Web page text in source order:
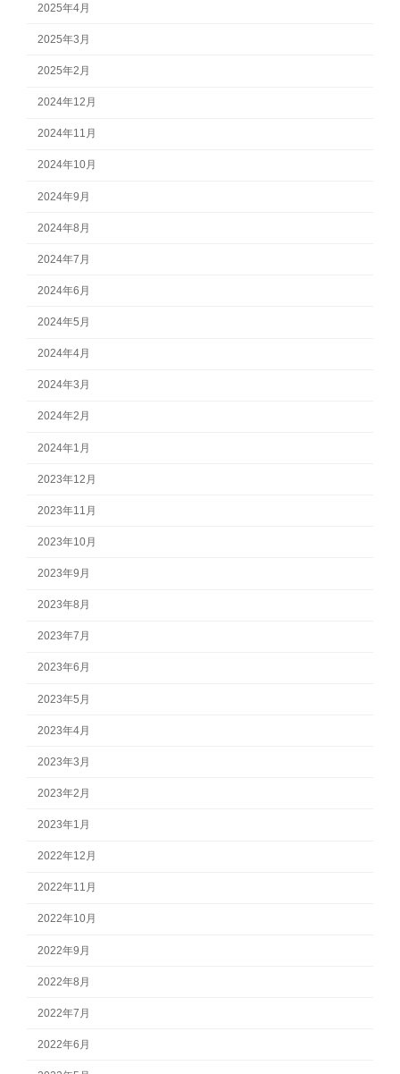
2025年4月
2025年3月
2025年2月
2024年12月
2024年11月
2024年10月
2024年9月
2024年8月
2024年7月
2024年6月
2024年5月
2024年4月
2024年3月
2024年2月
2024年1月
2023年12月
2023年11月
2023年10月
2023年9月
2023年8月
2023年7月
2023年6月
2023年5月
2023年4月
2023年3月
2023年2月
2023年1月
2022年12月
2022年11月
2022年10月
2022年9月
2022年8月
2022年7月
2022年6月